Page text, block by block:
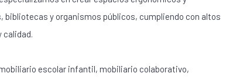
bibliotecas y organismos públicos, cumpliendo con altos
calidad.
escolar infantil, mobiliario colaborativo,